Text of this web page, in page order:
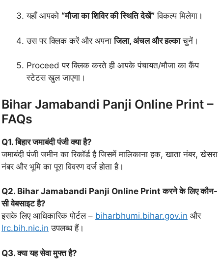
यहाँ आपको “मौजा का शिविर की स्थिति देखें” विकल्प मिलेगा।
उस पर क्लिक करें और अपनाजिला, अंचल और हल्काचुनें।
Proceed पर क्लिक करते ही आपके पंचायत/मौजा का कैंप
स्टेटस खुल जाएगा।
Bihar Jamabandi Panji Online Print –
FAQs
Q1. बिहार जमाबंदी पंजी क्या है?
जमाबंदी पंजी जमीन का रिकॉर्ड है जिसमें मालिकाना हक, खाता नंबर, खेसरा
नंबर और भूमि का पूरा विवरण दर्ज होता है।
Q2. Bihar Jamabandi Panji Online Print करने के लिए कौन-
सी वेबसाइट है?
इसके लिए आधिकारिक पोर्टल – biharbhumi.bihar.gov.in और
lrc.bih.nic.in उपलब्ध हैं।
Q3. क्या यह सेवा मुफ्त है?